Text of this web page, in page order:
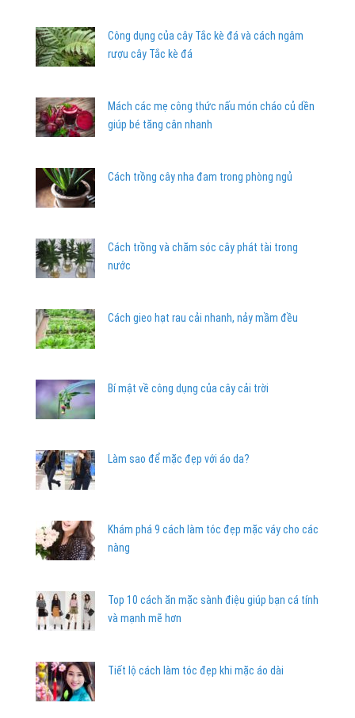
Công dụng của cây Tắc kè đá và cách ngâm
rượu cây Tắc kè đá
Mách các mẹ công thức nấu món cháo củ dền
giúp bé tăng cân nhanh
Cách trồng cây nha đam trong phòng ngủ
Cách trồng và chăm sóc cây phát tài trong
nước
Cách gieo hạt rau cải nhanh, nảy mầm đều
Bí mật về công dụng của cây cải trời
Làm sao để mặc đẹp với áo da?
Khám phá 9 cách làm tóc đẹp mặc váy cho các
nàng
Top 10 cách ăn mặc sành điệu giúp bạn cá tính
và mạnh mẽ hơn
Tiết lộ cách làm tóc đẹp khi mặc áo dài